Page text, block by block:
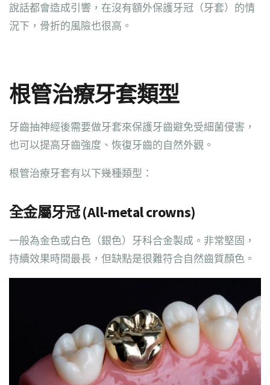
說話都會造成引響，在沒有額外保護牙冠（牙套）的情
況下，骨折的風險也很高。
根管治療牙套類型
牙齒抽神經後需要做牙套來保護牙齒避免受細菌侵害，
也可以提高牙齒強度、恢復牙齒的自然外觀。
根管治療牙套有以下幾種類型：
全金屬牙冠 (All-metal crowns)
一般為金色或白色（銀色）牙科合金製成。非常堅固，
持續效果時間最長，但缺點是很難符合自然齒質顏色。